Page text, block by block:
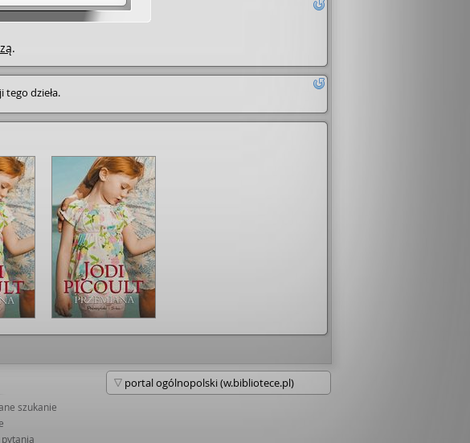
.
dzieła.
szukanie